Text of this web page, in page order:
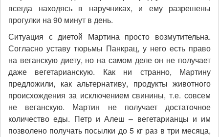
всегда находясь в наручниках, и ему разрешены
прогулки на 90 минут в день.
Ситуация с диетой Мартина просто возмутительна.
Согласно уставу тюрьмы Панкрац, у него есть право
на веганскую диету, но на самом деле он не получает
даже вегетарианскую. Как ни странно, Мартину
предложили, как альтернативу, продукты животного
происхождения за исключением свинины, т.е. совсем
не веганскую. Мартин не получает достаточное
количество еды. Петр и Алеш – вегетарианцы и им
позволено получать посылки до 5 кг раз в три месяца,